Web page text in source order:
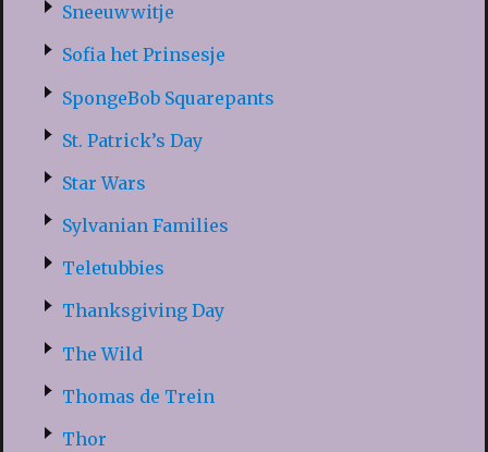
Sneeuwwitje
Sofia het Prinsesje
SpongeBob Squarepants
St. Patrick’s Day
Star Wars
Sylvanian Families
Teletubbies
Thanksgiving Day
The Wild
Thomas de Trein
Thor